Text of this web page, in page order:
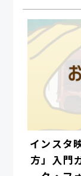
インスタ
方」入門